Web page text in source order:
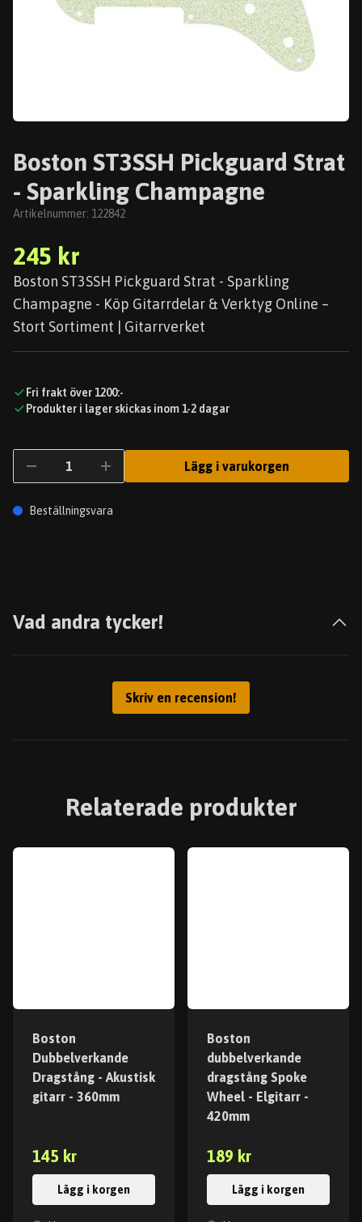
Boston ST3SSH Pickguard Strat
- Sparkling Champagne
Artikelnummer: 122842
245 kr
Boston ST3SSH Pickguard Strat - Sparkling
Champagne - Köp Gitarrdelar & Verktyg Online –
Stort Sortiment | Gitarrverket
Fri frakt över 1200:-
Produkter i lager skickas inom 1-2 dagar
Lägg i varukorgen
Beställningsvara
Vad andra tycker!
Skriv en recension!
Relaterade produkter
Boston
Dubbelverkande
Dragstång - Akustisk
gitarr - 360mm
145 kr
Lägg i korgen
Boston
dubbelverkande
dragstång Spoke
Wheel - Elgitarr -
420mm
189 kr
Lägg i korgen